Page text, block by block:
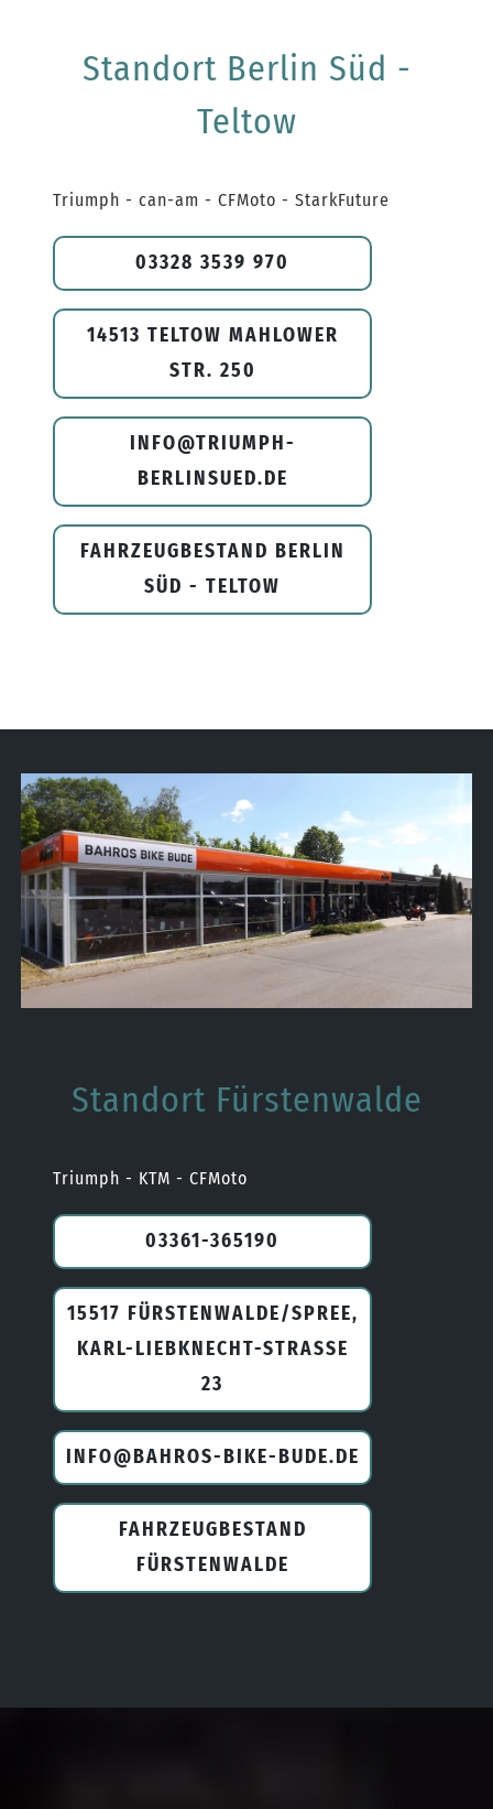
Standort Berlin Süd -
Teltow
Triumph - can-am - CFMoto - StarkFuture
03328 3539 970
14513 TELTOW MAHLOWER
STR. 250
INFO@TRIUMPH-
BERLINSUED.DE
FAHRZEUGBESTAND BERLIN
SÜD - TELTOW
Standort Fürstenwalde
Triumph - KTM - CFMoto
03361-365190
15517 FÜRSTENWALDE/SPREE,
KARL-LIEBKNECHT-STRASSE 2
3
INFO@BAHROS-BIKE-BUDE.DE
FAHRZEUGBESTAND
FÜRSTENWALDE